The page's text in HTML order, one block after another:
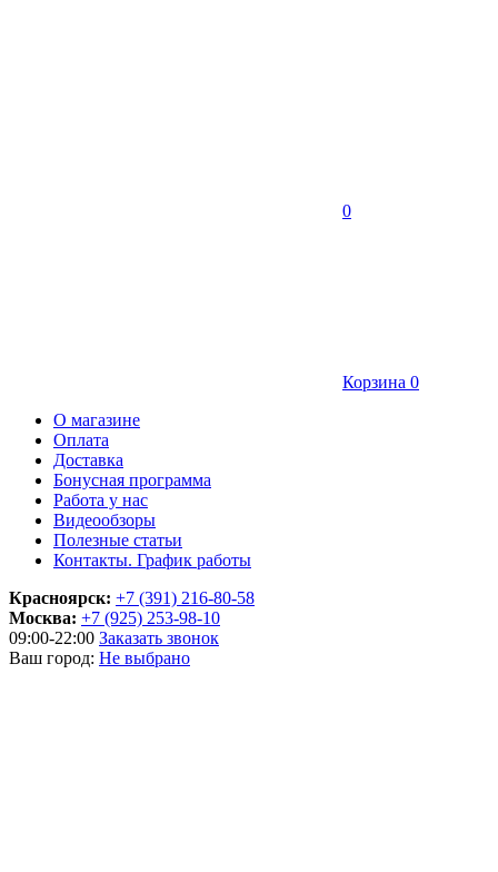
0
Корзина 0
О магазине
Оплата
Доставка
Бонусная программа
Работа у нас
Видеообзоры
Полезные статьи
Контакты. График работы
Красноярск: +7 (391) 216-80-58
Москва: +7 (925) 253-98-10
09:00-22:00 Заказать звонок
Ваш город: Не выбрано